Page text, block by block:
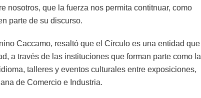
nosotros, que la fuerza nos permita contitnuar, como
parte de su discurso.
Caccamo, resaltó que el Círculo es una entidad que
a través de las instituciones que forman parte como la
talleres y eventos culturales entre exposiciones,
de Comercio e Industria.